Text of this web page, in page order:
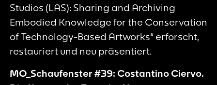
Studios (LAS): Sharing and Archiving
Embodied Knowledge for the Conservation
of Technology-Based Artworks“ erforscht,
restauriert und neu präsentiert.
MO_Schaufenster #39: Costantino Ciervo.